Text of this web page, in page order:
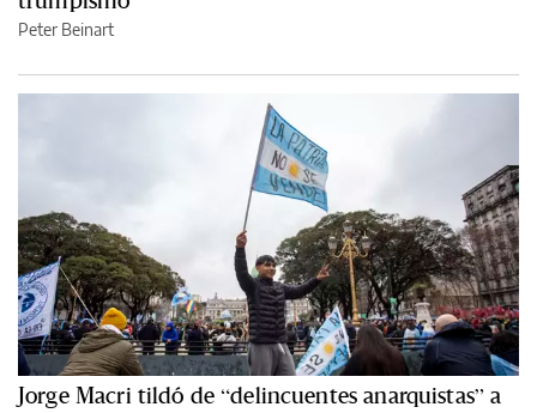
Peter Beinart
Jorge Macri tildó de “delincuentes anarquistas” a